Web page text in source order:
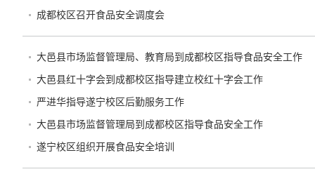
成都校区召开食品安全调度会
大邑县市场监督管理局、教育局到成都校区指导食品安全工作
大邑县红十字会到成都校区指导建立校红十字会工作
严进华指导遂宁校区后勤服务工作
大邑县市场监督管理局到成都校区指导食品安全工作
遂宁校区组织开展食品安全培训